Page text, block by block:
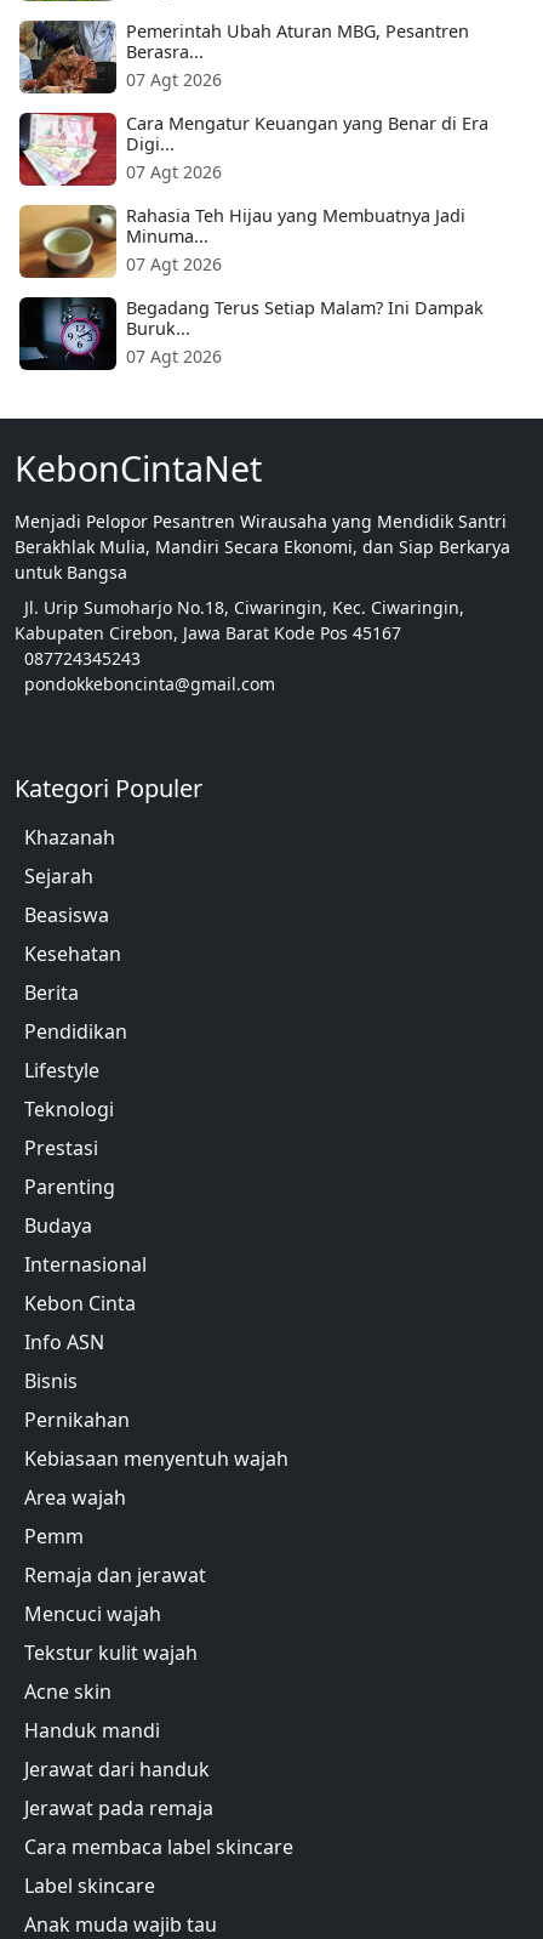
Pemerintah Ubah Aturan MBG, Pesantren
Berasra...
07 Agt 2026
Cara Mengatur Keuangan yang Benar di Era
Digi...
07 Agt 2026
Rahasia Teh Hijau yang Membuatnya Jadi
Minuma...
07 Agt 2026
Begadang Terus Setiap Malam? Ini Dampak
Buruk...
07 Agt 2026
KebonCintaNet
Menjadi Pelopor Pesantren Wirausaha yang Mendidik Santri
Berakhlak Mulia, Mandiri Secara Ekonomi, dan Siap Berkarya
untuk Bangsa
Jl. Urip Sumoharjo No.18, Ciwaringin, Kec. Ciwaringin,
Kabupaten Cirebon, Jawa Barat Kode Pos 45167
087724345243
pondokkeboncinta@gmail.com
Kategori Populer
Khazanah
Sejarah
Beasiswa
Kesehatan
Berita
Pendidikan
Lifestyle
Teknologi
Prestasi
Parenting
Budaya
Internasional
Kebon Cinta
Info ASN
Bisnis
Pernikahan
Kebiasaan menyentuh wajah
Area wajah
Pemm
Remaja dan jerawat
Mencuci wajah
Tekstur kulit wajah
Acne skin
Handuk mandi
Jerawat dari handuk
Jerawat pada remaja
Cara membaca label skincare
Label skincare
Anak muda wajib tau